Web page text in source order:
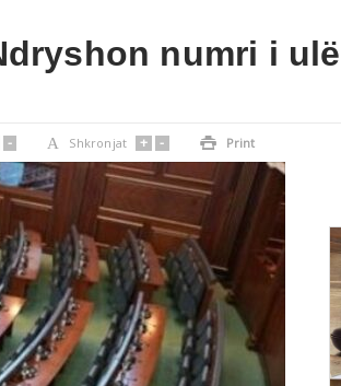
numri i
- A Shkronjat + -  Print